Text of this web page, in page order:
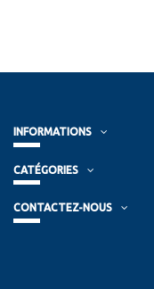
INFORMATIONS
CATÉGORIES
CONTACTEZ-NOUS